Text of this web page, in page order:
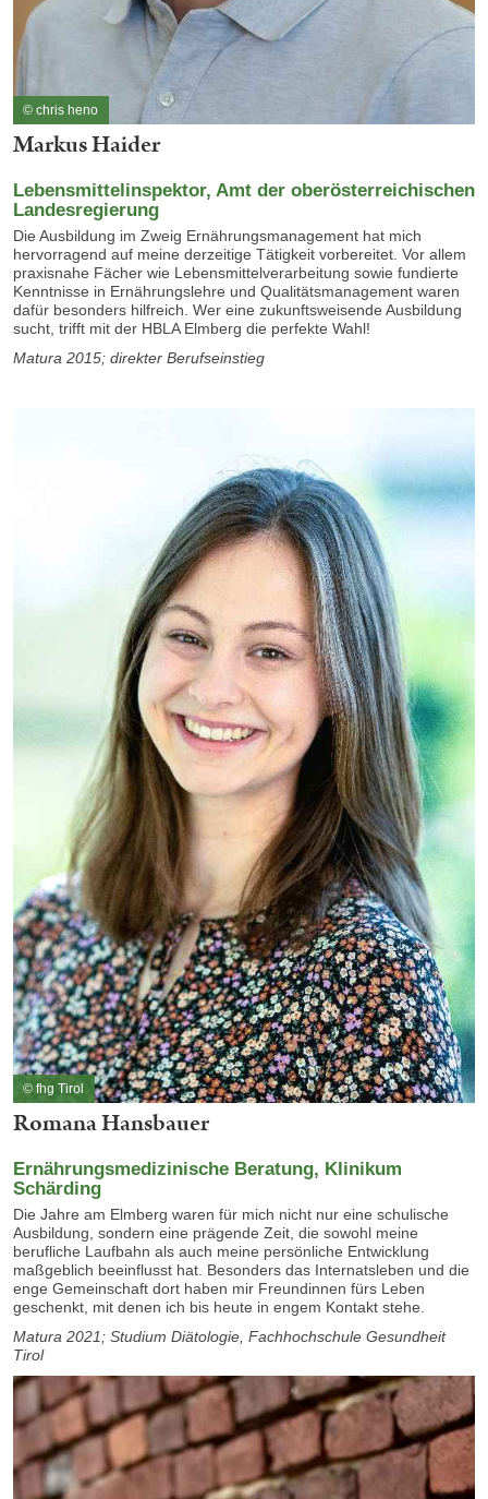
© chris heno
Markus Haider
Lebensmittelinspektor, Amt der oberösterreichischen
Landesregierung
Die Ausbildung im Zweig Ernährungsmanagement hat mich
hervorragend auf meine derzeitige Tätigkeit vorbereitet. Vor allem
praxisnahe Fächer wie Lebensmittelverarbeitung sowie fundierte
Kenntnisse in Ernährungslehre und Qualitätsmanagement waren
dafür besonders hilfreich. Wer eine zukunftsweisende Ausbildung
sucht, trifft mit der HBLA Elmberg die perfekte Wahl!
Matura 2015; direkter Berufseinstieg
© fhg Tirol
Romana Hansbauer
Ernährungsmedizinische Beratung, Klinikum
Schärding
Die Jahre am Elmberg waren für mich nicht nur eine schulische
Ausbildung, sondern eine prägende Zeit, die sowohl meine
berufliche Laufbahn als auch meine persönliche Entwicklung
maßgeblich beeinflusst hat. Besonders das Internatsleben und die
enge Gemeinschaft dort haben mir Freundinnen fürs Leben
geschenkt, mit denen ich bis heute in engem Kontakt stehe.
Matura 2021; Studium Diätologie, Fachhochschule Gesundheit
Tirol